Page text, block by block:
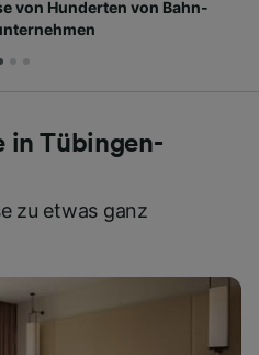
von Hunderten von Bahn-
in Tübingen-
zu etwas ganz